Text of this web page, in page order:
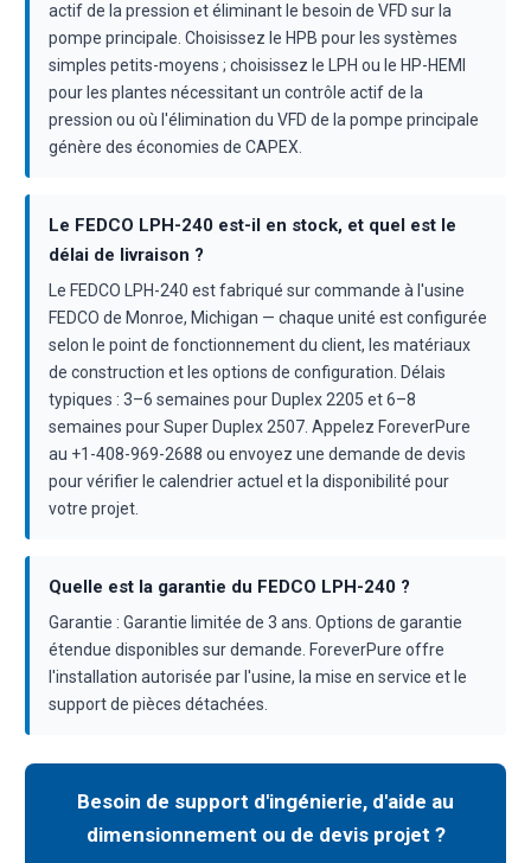
actif de la pression et éliminant le besoin de VFD sur la
pompe principale. Choisissez le HPB pour les systèmes
simples petits-moyens ; choisissez le LPH ou le HP-HEMI
pour les plantes nécessitant un contrôle actif de la
pression ou où l'élimination du VFD de la pompe principale
génère des économies de CAPEX.
Le FEDCO LPH-240 est-il en stock, et quel est le
délai de livraison ?
Le FEDCO LPH-240 est fabriqué sur commande à l'usine
FEDCO de Monroe, Michigan — chaque unité est configurée
selon le point de fonctionnement du client, les matériaux
de construction et les options de configuration. Délais
typiques : 3–6 semaines pour Duplex 2205 et 6–8
semaines pour Super Duplex 2507. Appelez ForeverPure
au +1-408-969-2688 ou envoyez une demande de devis
pour vérifier le calendrier actuel et la disponibilité pour
votre projet.
Quelle est la garantie du FEDCO LPH-240 ?
Garantie : Garantie limitée de 3 ans. Options de garantie
étendue disponibles sur demande. ForeverPure offre
l'installation autorisée par l'usine, la mise en service et le
support de pièces détachées.
Besoin de support d'ingénierie, d'aide au
dimensionnement ou de devis projet ?